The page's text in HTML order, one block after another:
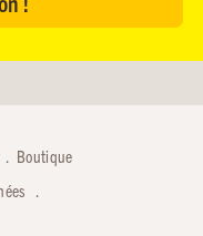
Boutique